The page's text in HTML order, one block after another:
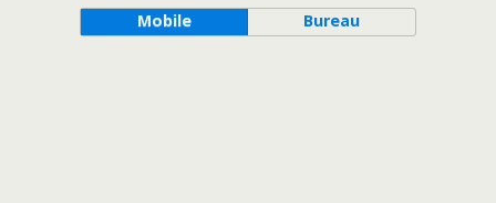
Mobile Bureau